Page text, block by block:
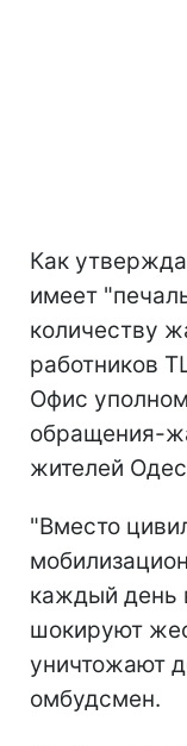
Как
имеет
количеству
работников
Офис
обращения-
жителей
"Вместо
каждый день
шокируют
уничтожают
омбудсмен.